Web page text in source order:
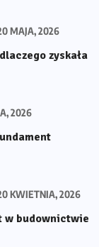
MAJA, 2026
zyskała
2026
KWIETNIA, 2026
w budownictwie